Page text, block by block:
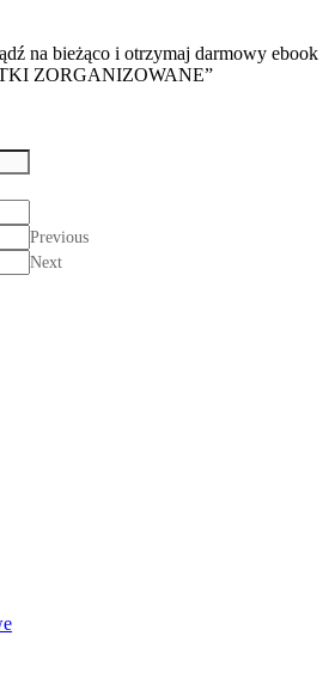
na bieżąco i otrzymaj darmowy ebook
ZORGANIZOWANE”
Previous
Next